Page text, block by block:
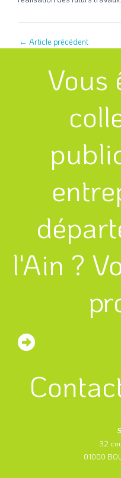
← Article précédent
Vous
l'Ain ?
32
01000